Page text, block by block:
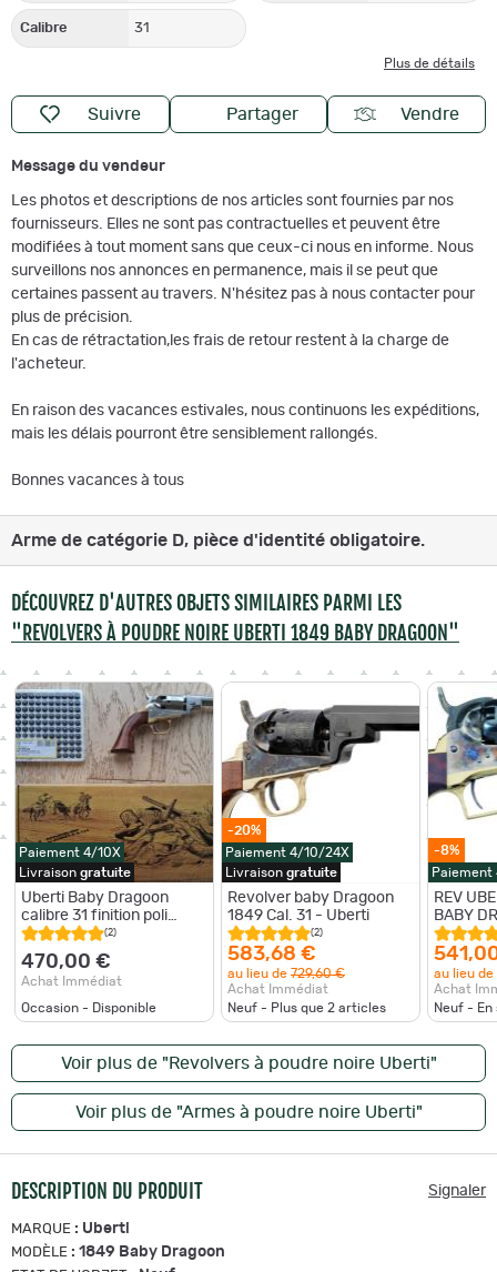
Calibre 31
Plus de détails
Suivre Partager Vendre
Message du vendeur
Les photos et descriptions de nos articles sont fournies par nos
fournisseurs. Elles ne sont pas contractuelles et peuvent être
modifiées à tout moment sans que ceux-ci nous en informe. Nous
surveillons nos annonces en permanence, mais il se peut que
certaines passent au travers. N'hésitez pas à nous contacter pour
plus de précision.
En cas de rétractation,les frais de retour restent à la charge de
l'acheteur.
En raison des vacances estivales, nous continuons les expéditions,
mais les délais pourront être sensiblement rallongés.
Bonnes vacances à tous
Arme de catégorie D, pièce d'identité obligatoire.
DÉCOUVREZ D'AUTRES OBJETS SIMILAIRES PARMI LES
"REVOLVERS À POUDRE NOIRE UBERTI 1849 BABY DRAGOON"
Paiement 4/10X
Livraison gratuite
Uberti Baby Dragoon
calibre 31 finition poli
blanc
(2)
470,00 €
Achat Immédiat
Occasion - Disponible
-20%
Paiement 4/10/24X
Livraison gratuite
Revolver baby Dragoon
1849 Cal. 31 - Uberti
(2)
583,68 €
au lieu de 729,60 €
Achat Immédiat
Neuf - Plus que 2 articles
-8%
REV
BABY
au lieu de
Achat
Neuf - En
Voir plus de "Revolvers à poudre noire Uberti"
Voir plus de "Armes à poudre noire Uberti"
DESCRIPTION DU PRODUIT Signaler
MARQUE : Uberti
MODÈLE : 1849 Baby Dragoon